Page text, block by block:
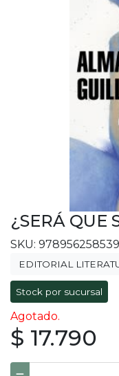
¿SERÁ QUE
SKU:
EDITORIAL
Stock por sucursal
Agotado.
$ 17.790